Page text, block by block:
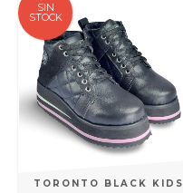
SIN
STOCK
TORONTO BLACK KIDS